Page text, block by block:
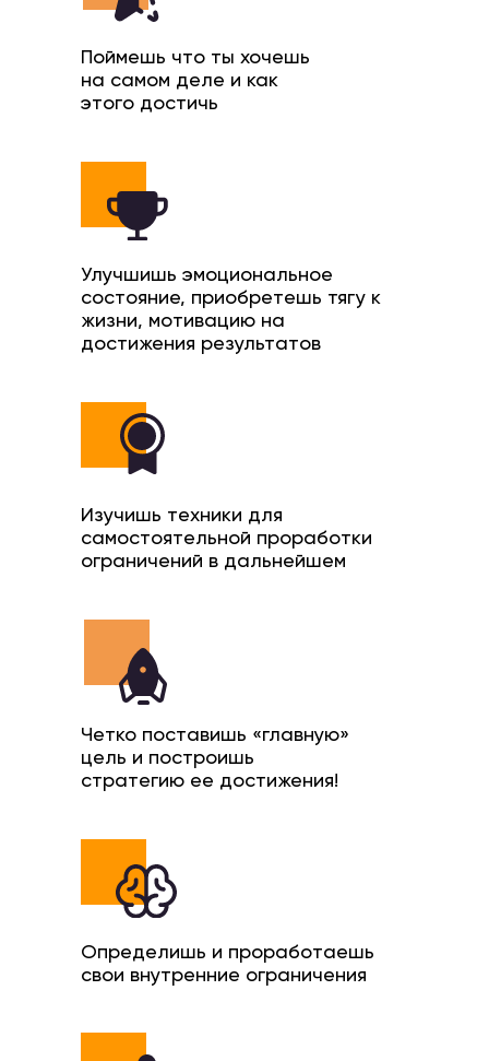
Поймешь что ты хочешь
на самом деле и как
этого достичь
Четко поставишь «главную»
цель и построишь
стратегию ее достижения!
Изучишь техники для
самостоятельной проработки
ограничений в дальнейшем
Определишь и проработаешь
свои внутренние ограничения
Улучшишь эмоциональное
состояние, приобретешь тягу к
жизни, мотивацию на
достижения результатов